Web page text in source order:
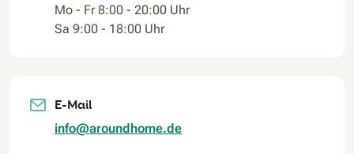
Mo - Fr 8:00 - 20:00 Uhr
Sa 9:00 - 18:00 Uhr
E-Mail
info@aroundhome.de